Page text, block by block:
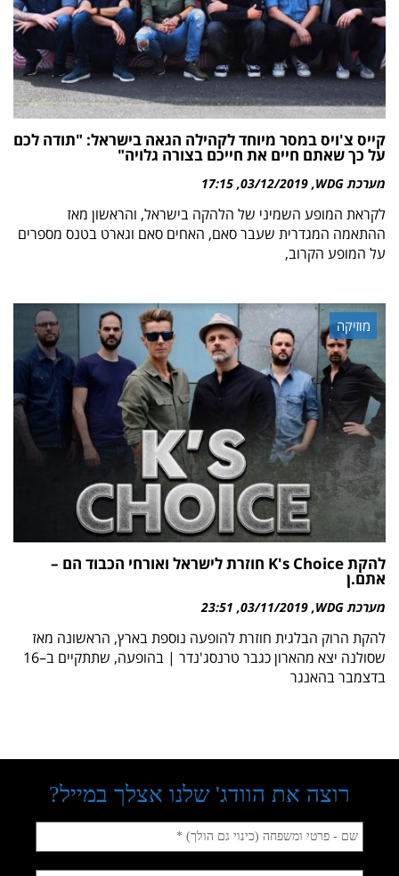
קייס צ'ויס במסר מיוחד לקהילה הגאה בישראל: "תודה לכם
על כך שאתם חיים את חייכם בצורה גלויה"
מערכת WDG 03/12/2019
17:15
לקראת המופע השמיני של הלהקה בישראל, והראשון מאז
ההתאמה המגדרית שעבר סאם, האחים סאם וגארט בטנס מספרים
על המופע הקרוב,
מוזיקה
להקת K's Choice חוזרת לישראל ואורחי הכבוד הם –
אתם.ן
מערכת WDG 03/11/2019
23:51
להקת הרוק הבלגית חוזרת להופעה נוספת בארץ, הראשונה מאז
שסולנה יצא מהארון כגבר טרנסג'נדר | בהופעה, שתתקיים ב–16
בדצמבר בהאנגר